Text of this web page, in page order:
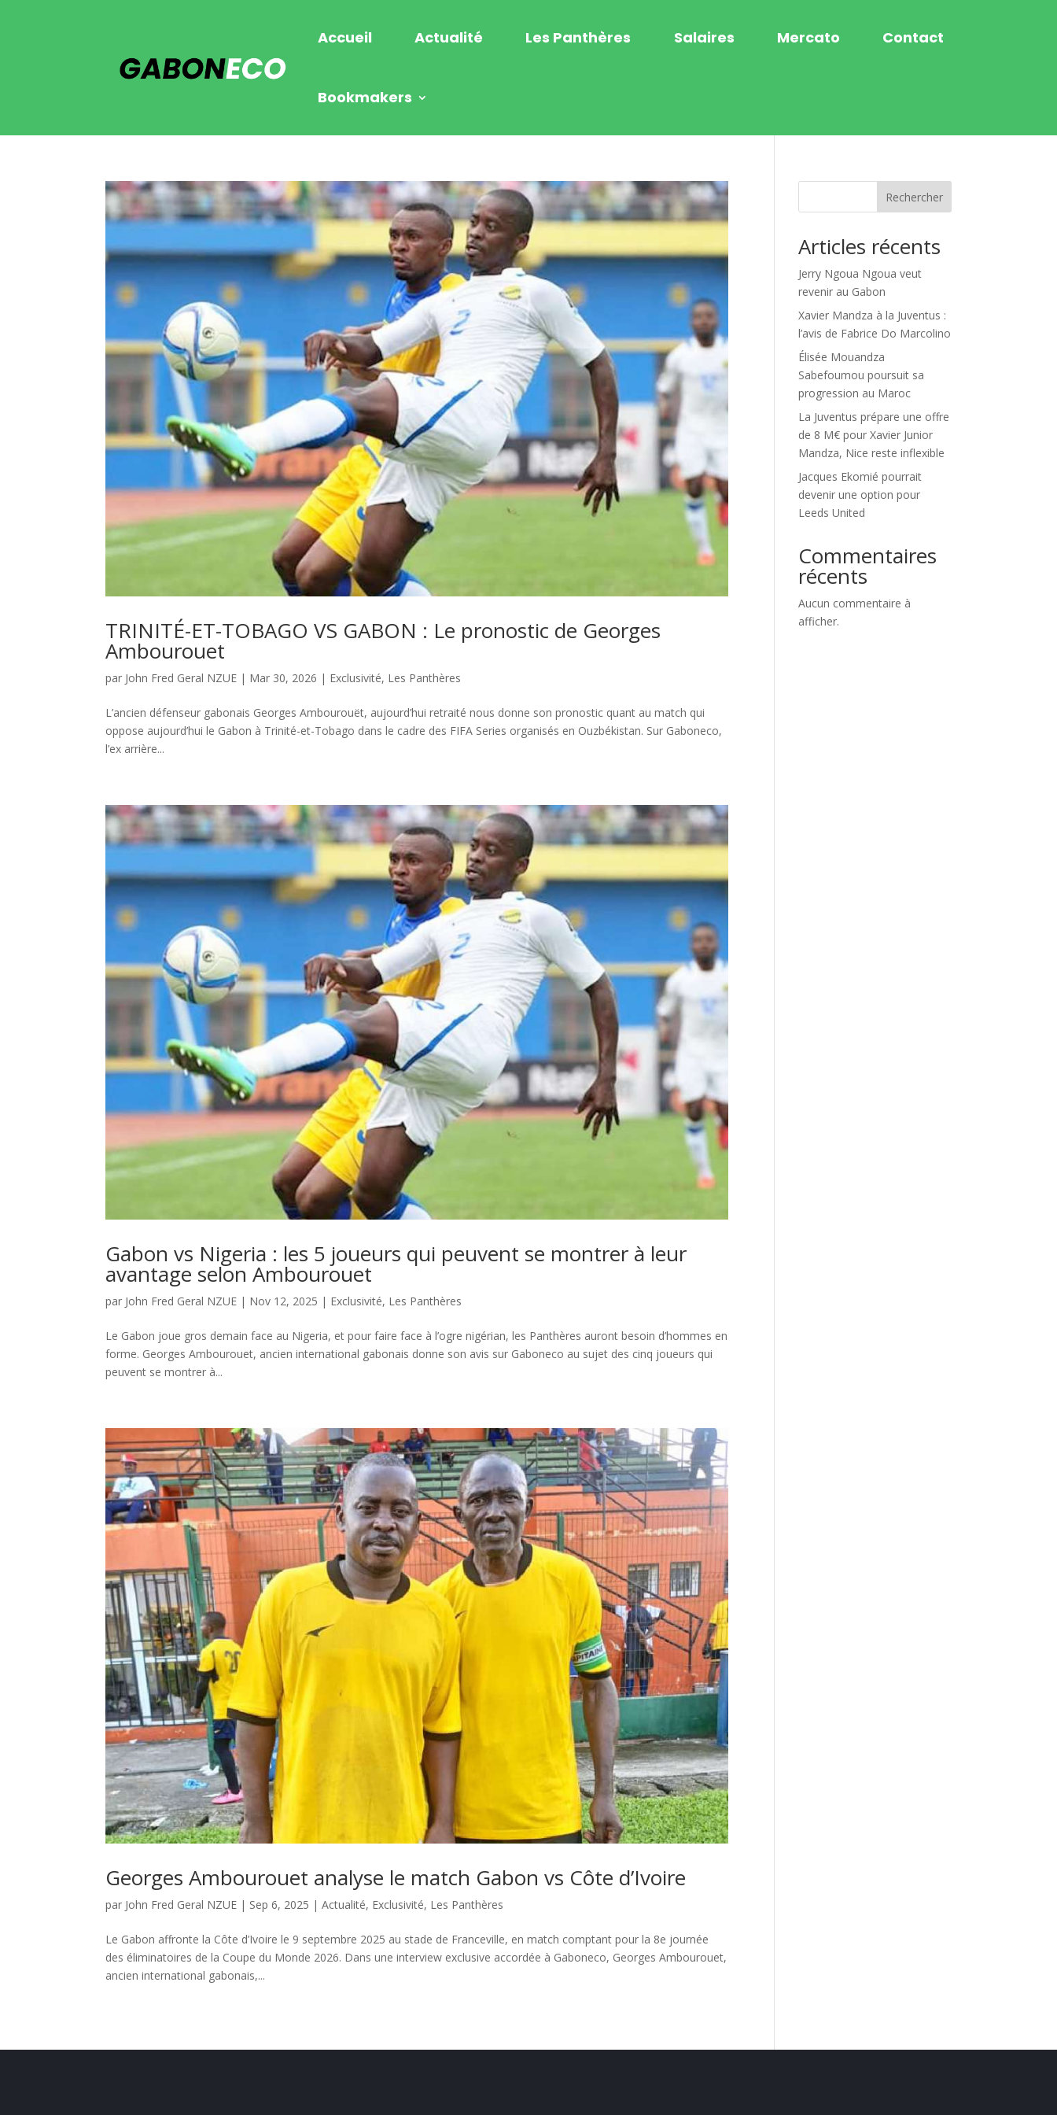
Accueil Actualité Les Panthères Salaires Mercato Contact
Bookmakers
TRINITÉ-ET-TOBAGO VS GABON : Le pronostic de Georges
Ambourouet
par John Fred Geral NZUE | Mar 30, 2026 | Exclusivité, Les Panthères
L’ancien défenseur gabonais Georges Ambourouët, aujourd’hui retraité nous donne son pronostic quant au match qui
oppose aujourd’hui le Gabon à Trinité-et-Tobago dans le cadre des FIFA Series organisés en Ouzbékistan. Sur Gaboneco,
l’ex arrière...
Gabon vs Nigeria : les 5 joueurs qui peuvent se montrer à leur
avantage selon Ambourouet
par John Fred Geral NZUE | Nov 12, 2025 | Exclusivité, Les Panthères
Le Gabon joue gros demain face au Nigeria, et pour faire face à l’ogre nigérian, les Panthères auront besoin d’hommes en
forme. Georges Ambourouet, ancien international gabonais donne son avis sur Gaboneco au sujet des cinq joueurs qui
peuvent se montrer à...
Georges Ambourouet analyse le match Gabon vs Côte d’Ivoire
par John Fred Geral NZUE | Sep 6, 2025 |Actualité, Exclusivité, Les Panthères
Le Gabon affronte la Côte d’Ivoire le 9 septembre 2025 au stade de Franceville, en match comptant pour la 8e journée
des éliminatoires de la Coupe du Monde 2026. Dans une interview exclusive accordée à Gaboneco, Georges Ambourouet,
ancien international gabonais,...
Rechercher
Articles récents
Jerry Ngoua Ngoua veut
revenir au Gabon
Xavier Mandza à la Juventus :
l’avis de Fabrice Do Marcolino
Élisée Mouandza
Sabefoumou poursuit sa
progression au Maroc
La Juventus prépare une offre
de 8 M€ pour Xavier Junior
Mandza, Nice reste inflexible
Jacques Ekomié pourrait
devenir une option pour
Leeds United
Commentaires
récents
Aucun commentaire à
afficher.